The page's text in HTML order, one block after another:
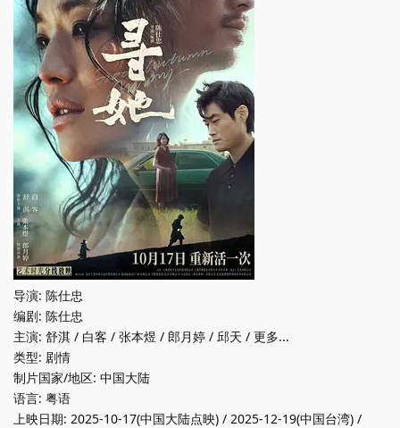
导演: 陈仕忠
编剧: 陈仕忠
主演: 舒淇 / 白客 / 张本煜 / 郎月婷 / 邱天 / 更多...
类型: 剧情
制片国家/地区: 中国大陆
语言: 粤语
上映日期: 2025-10-17(中国大陆点映) / 2025-12-19(中国台湾) /